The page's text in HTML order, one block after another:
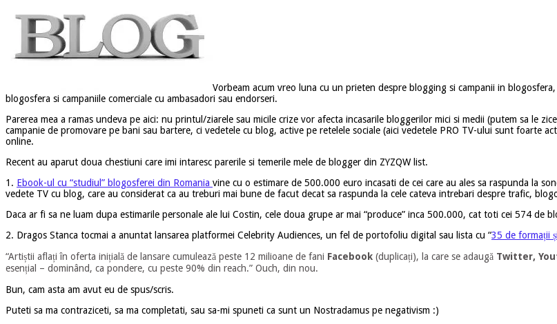
Vorbeam acum vreo luna cu un prieten despre blogging si campanii in
blogosfera si campaniile comerciale cu ambasadori sau endorseri.
Parerea mea a ramas undeva pe aici: nu printul/ziarele sau micile crize vor afecta incasarile bloggerilor mici si medii (putem sa le
campanie de promovare pe bani sau bartere, ci vedetele cu blog, active pe retelele sociale (aici vedetele PRO TV-ului sunt foarte
online.
Recent au aparut doua chestiuni care imi intaresc parerile si temerile mele de blogger din ZYZQW list.
1. Ebook-ul cu “studiul” blogosferei din Romania vine cu o estimare de 500.000 euro incasati de cei care au ales sa raspunda la
vedete TV cu blog, care au considerat ca au treburi mai bune de facut decat sa raspunda la cele cateva intrebari despre trafic,
Daca ar fi sa ne luam dupa estimarile personale ale lui Costin, cele doua grupe ar mai “produce” inca 500.000, cat toti cei 574 de
2. Dragos Stanca tocmai a anuntat lansarea platformei Celebrity Audiences, un fel de portofoliu digital sau lista cu “35 de formații
“Artiștii aflați în oferta inițială de lansare cumulează peste 12 milioane de fani Facebook (duplicați), la care se adaugă Twitter,
esențial – dominând, ca pondere, cu peste 90% din reach.” Ouch, din nou.
Bun, cam asta am avut eu de spus/scris.
Puteti sa ma contraziceti, sa ma completati, sau sa-mi spuneti ca sunt un Nostradamus pe negativism :)